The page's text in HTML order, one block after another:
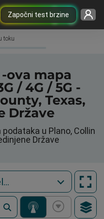
Započni test brzine
toku
ova mapa
/ 4G / 5G -
Texas,
Države
u Plano, Collin
Države
U.S. Cellular